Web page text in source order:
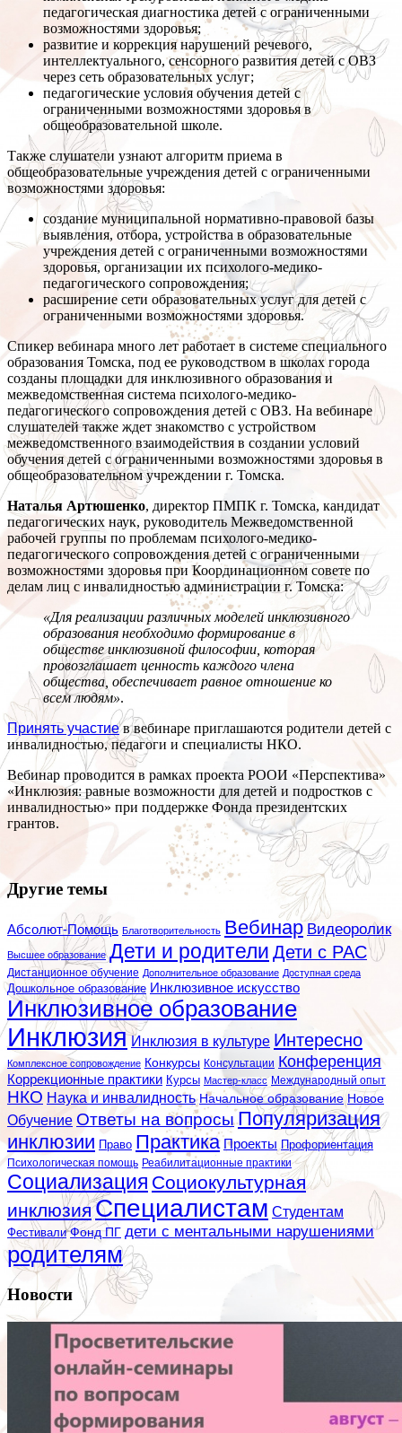
педагогическая диагностика детей с ограниченными
возможностями здоровья;
развитие и коррекция нарушений речевого,
интеллектуального, сенсорного развития детей с ОВЗ
через сеть образовательных услуг;
педагогические условия обучения детей с
ограниченными возможностями здоровья в
общеобразовательной школе.
Также слушатели узнают алгоритм приема в
общеобразовательные учреждения детей с ограниченными
возможностями здоровья:
создание муниципальной нормативно-правовой базы
выявления, отбора, устройства в образовательные
учреждения детей с ограниченными возможностями
здоровья, организации их психолого-медико-
педагогического сопровождения;
расширение сети образовательных услуг для детей с
ограниченными возможностями здоровья.
Спикер вебинара много лет работает в системе специального
образования Томска, под ее руководством в школах города
созданы площадки для инклюзивного образования и
межведомственная система психолого-медико-
педагогического сопровождения детей с ОВЗ. На вебинаре
слушателей также ждет знакомство с устройством
межведомственного взаимодействия в создании условий
обучения детей с ограниченными возможностями здоровья в
общеобразовательном учреждении г. Томска.
Наталья Артюшенко, директор ПМПК г. Томска, кандидат
педагогических наук, руководитель Межведомственной
рабочей группы по проблемам психолого-медико-
педагогического сопровождения детей с ограниченными
возможностями здоровья при Координационном совете по
делам лиц с инвалидностью администрации г. Томска:
«Для реализации различных моделей инклюзивного
образования необходимо формирование в
обществе инклюзивной философии, которая
провозглашает ценность каждого члена
общества, обеспечивает равное отношение ко
всем людям».
Принять участиев вебинаре приглашаются родители детей с
инвалидностью, педагоги и специалисты НКО.
Вебинар проводится в рамках проекта РООИ «Перспектива»
«Инклюзия: равные возможности для детей и подростков с
инвалидностью» при поддержке Фонда президентских
грантов.
Другие темы
Абсолют-Помощь Благотворительность Вебинар Видеоролик
Высшее образование Дети и родители Дети с РАС
Дистанционное обучение Дополнительное образование Доступная среда
Дошкольное образование Инклюзивное искусство
Инклюзивное образование
Инклюзия Инклюзия в культуре Интересно
Комплексное сопровождение Конкурсы Консультации Конференция
Коррекционные практики Курсы Мастер-класс Международный опыт
НКО Наука и инвалидность Начальное образование Новое
Обучение Ответы на вопросы Популяризация
инклюзии Право Практика Проекты Профориентация
Психологическая помощь Реабилитационные практики
Социализация Социокультурная
инклюзия Специалистам Студентам
Фестивали Фонд ПГ дети с ментальными нарушениями
родителям
Новости